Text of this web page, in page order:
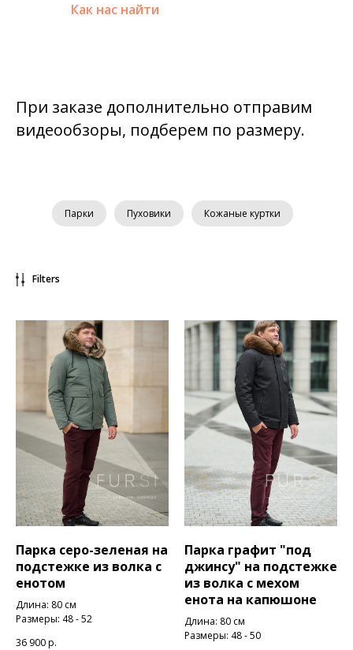
Как нас найти
При заказе дополнительно отправим
видеообзоры, подберем по размеру.
Парки Пуховики Кожаные куртки
Filters
Парка серо-зеленая на
подстежке из волка с
енотом
Длина: 80 см
Размеры: 48 - 52
36 900р.
Парка графит "под
джинсу" на подстежке
из волка с мехом
енота на капюшоне
Длина: 80 см
Размеры: 48 - 50